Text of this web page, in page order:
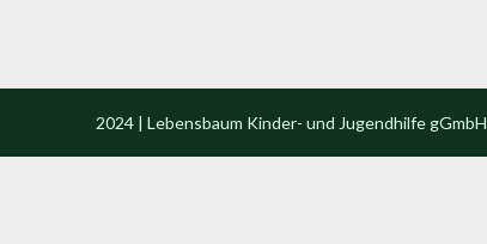
2024 | Lebensbaum Kinder- und Jugendhilfe gGmbH